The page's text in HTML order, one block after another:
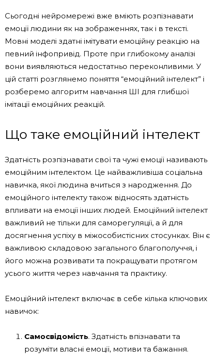
Сьогодні нейромережі вже вміють розпізнавати
емоції людини як на зображеннях, так і в тексті.
Мовні моделі здатні імітувати емоційну реакцію на
певний інфопривід. Проте при глибокому аналізі
вони виявляються недостатньо переконливими. У
цій статті розглянемо поняття “емоційний інтелект” і
розберемо алгоритм навчання ШІ для глибшої
імітації емоційних реакцій.
Що таке емоційний інтелект
Здатність розпізнавати свої та чужі емоції називають
емоційним інтелектом. Це найважливіша соціальна
навичка, якої людина вчиться з народження. До
емоційного інтелекту також відносять здатність
впливати на емоції інших людей. Емоційний інтелект
важливий не тільки для саморегуляції, а й для
досягнення успіху в міжособистісних стосунках. Він є
важливою складовою загального благополуччя, і
його можна розвивати та покращувати протягом
усього життя через навчання та практику.
Емоційний інтелект включає в себе кілька ключових
навичок:
Самосвідомість. Здатність впізнавати та
розуміти власні емоції, мотиви та бажання.